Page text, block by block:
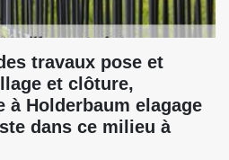
travaux pose et
et clôture,
à Holderbaum elagage
dans ce milieu à